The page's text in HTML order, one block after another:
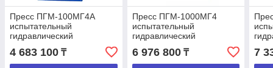
Пресс ПГМ-100МГ4А
испытательный
гидравлический
малогабаритный на 100кН
4 683 100 ₸
Пресс ПГМ-1000МГ4
испытательный
гидравлический
1000кН
6 976 800₸ 7